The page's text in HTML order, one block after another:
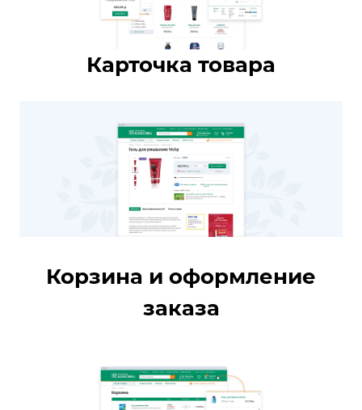
Карточка товара
Корзина и оформление
заказа